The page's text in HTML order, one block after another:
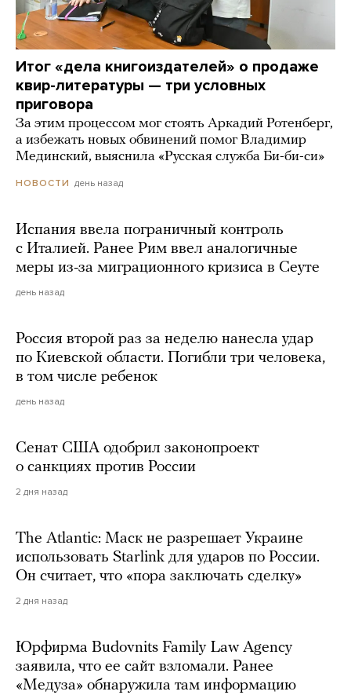
Итог «дела книгоиздателей» о продаже
квир-литературы — три условных
приговора
За этим процессом мог стоять Аркадий Ротенберг,
а избежать новых обвинений помог Владимир
Мединский, выяснила «Русская служба Би-би-си»
НОВОСТИ день назад
Испания ввела пограничный контроль
с Италией. Ранее Рим ввел аналогичные
меры из-за миграционного кризиса в Сеуте
день назад
Россия второй раз за неделю нанесла удар
по Киевской области. Погибли три человека,
в том числе ребенок
день назад
Сенат США одобрил законопроект
о санкциях против России
2 дня назад
The Atlantic: Маск не разрешает Украине
использовать Starlink для ударов по России.
Он считает, что «пора заключать сделку»
2 дня назад
Юрфирма Budovnits Family Law Agency
заявила, что ее сайт взломали. Ранее
«Медуза» обнаружила там информацию